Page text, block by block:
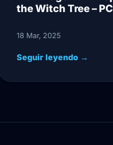
the Witch Tree – PC
18 Mar, 2025
Seguir leyendo →